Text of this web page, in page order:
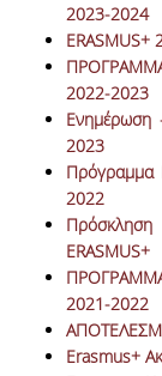
Η
2023-2024
ERASMUS+
2022-2023
Ενημέρωση
2023
Πρόγραμμα
2022
ERASMUS+
2021-2022
Erasmus+